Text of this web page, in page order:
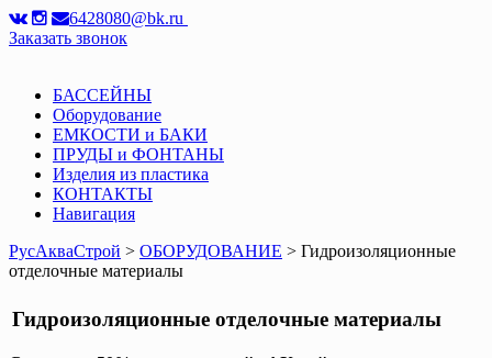
6428080@bk.ru
Заказать звонок
БАССЕЙНЫ
Оборудование
ЕМКОСТИ и БАКИ
ПРУДЫ и ФОНТАНЫ
Изделия из пластика
КОНТАКТЫ
Навигация
РусАкваСтрой > ОБОРУДОВАНИЕ > Гидроизоляционные
отделочные материалы
Гидроизоляционные отделочные материалы